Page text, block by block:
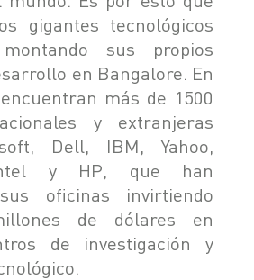
gigantes tecnológicos
sus propios
en Bangalore. En
más de 1500
y extranjeras
Dell, IBM, Yahoo,
y HP, que han
oficinas invirtiendo
de dólares en
de investigación y